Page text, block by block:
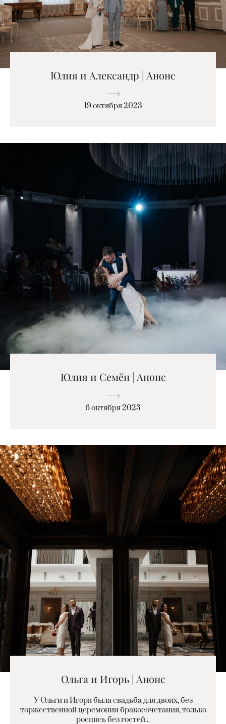
Юлия и Александр | Анонс
19 октября 2023
Юлия и Семён | Анонс
6 октября 2023
Ольга и Игорь | Анонс
У Ольги и Игоря была свадьба для двоих, без
торжественной церемонии бракосочетания, только
роспись без гостей...